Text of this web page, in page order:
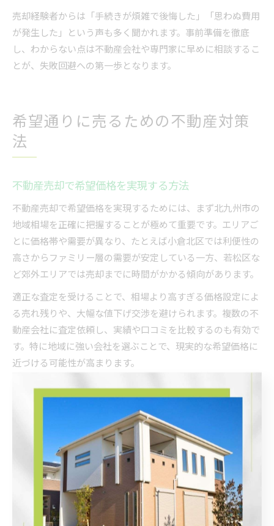
売却経験者からは「手続きが煩雑で後悔した」「思わぬ費用
が発生した」という声も多く聞かれます。事前準備を徹底
し、わからない点は不動産会社や専門家に早めに相談するこ
とが、失敗回避への第一歩となります。
希望通りに売るための不動産対策
法
不動産売却で希望価格を実現する方法
不動産売却で希望価格を実現するためには、まず北九州市の
地域相場を正確に把握することが極めて重要です。エリアご
とに価格帯や需要が異なり、たとえば小倉北区では利便性の
高さからファミリー層の需要が安定している一方、若松区な
ど郊外エリアでは売却までに時間がかかる傾向があります。
適正な査定を受けることで、相場より高すぎる価格設定によ
る売れ残りや、大幅な値下げ交渉を避けられます。複数の不
動産会社に査定依頼し、実績や口コミを比較するのも有効で
す。特に地域に強い会社を選ぶことで、現実的な希望価格に
近づける可能性が高まります。
また、売却時期や市場動向を見極めてタイミングを計ること
も成功の秘訣です。例えば、転勤シーズンや入学時期前な
ど、買主の動きが活発な時期を狙うことで、希望価格での売
却が実現しやすくなります。
売却活動を成功させる不動産戦略の極意
売却活動を成功に導くには、戦略的な販売計画が欠かせませ
ん。まず、物件の魅力を最大限に引き出す写真や内見対応を